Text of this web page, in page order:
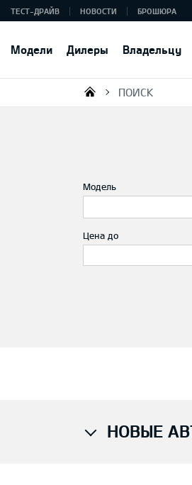
Модели Дилеры Владельцу
ТЕСТ-ДРАЙВ НОВОСТИ БРОШЮРА
KIA AUTO AS
ПОИСК
Модель
Цена до
НОВЫЕ